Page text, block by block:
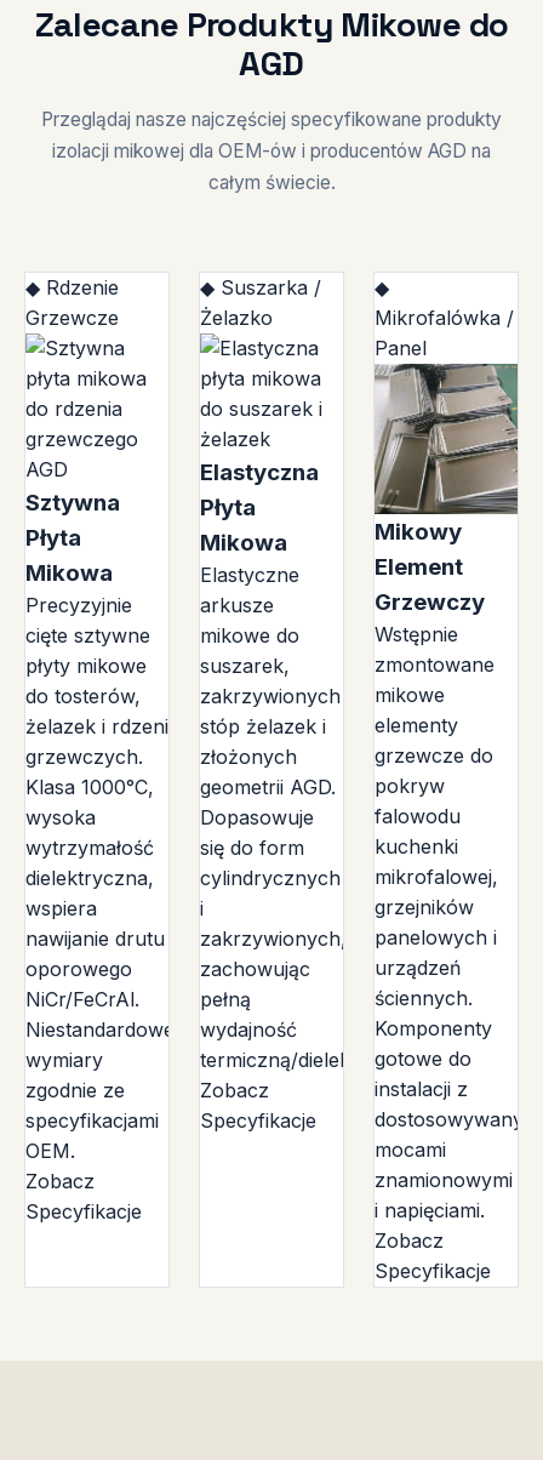
Zalecane Produkty Mikowe do
AGD
Przeglądaj nasze najczęściej specyfikowane produkty
izolacji mikowej dla OEM-ów i producentów AGD na
całym świecie.
◆ Rdzenie
Grzewcze
Sztywna
Płyta
Mikowa
Precyzyjnie
cięte sztywne
płyty mikowe
do tosterów,
żelazek i rdzeni
grzewczych.
Klasa 1000°C,
wysoka
wytrzymałość
dielektryczna,
wspiera
nawijanie drutu
oporowego
NiCr/FeCrAl.
Niestandardowe
wymiary
zgodnie ze
specyfikacjami
OEM.
Zobacz
Specyfikacje
◆ Suszarka /
Żelazko
Elastyczna
Płyta
Mikowa
Elastyczne
arkusze
mikowe do
suszarek,
zakrzywionych
stóp żelazek i
złożonych
geometrii AGD.
Dopasowuje
się do form
cylindrycznych
i
zakrzywionych,
zachowując
pełną
wydajność
termiczną/dielektryczną.
Zobacz
Specyfikacje
◆
Mikrofalówka /
Panel
Mikowy
Element
Grzewczy
Wstępnie
zmontowane
mikowe
elementy
grzewcze do
pokryw
falowodu
kuchenki
mikrofalowej,
grzejników
panelowych i
urządzeń
ściennych.
Komponenty
gotowe do
instalacji z
dostosowywanymi
mocami
znamionowymi
i napięciami.
Zobacz
Specyfikacje